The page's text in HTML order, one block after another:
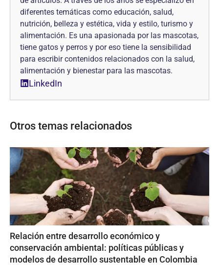
diferentes temáticas como educación, salud,
nutrición, belleza y estética, vida y estilo, turismo y
alimentación. Es una apasionada por las mascotas,
tiene gatos y perros y por eso tiene la sensibilidad
para escribir contenidos relacionados con la salud,
alimentación y bienestar para las mascotas.
LinkedIn
Otros temas relacionados
Relación entre desarrollo económico y
conservación ambiental: políticas públicas y
modelos de desarrollo sustentable en Colombia